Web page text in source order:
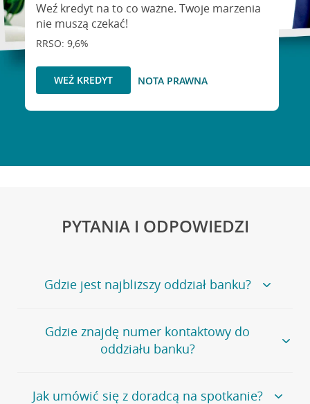
Weź kredyt na to co ważne. Twoje marzenia
nie muszą czekać!
RRSO: 9,6%
WEŹ KREDYT NOTA PRAWNA
PYTANIA I ODPOWIEDZI
Gdzie jest najbliższy oddział banku?
Jeśli szukasz oddziału naszego banku, zapraszamy na
stronęPlacówki i bankomaty, na której znajduje się
wygodna wyszukiwarka.
oddziałów
Gdzie znajdę numer kontaktowy do
oddziału banku?
Bank Credit Agricole nie udostępnia ogólnego numeru
Jak umówić się z doradcą na spotkanie?